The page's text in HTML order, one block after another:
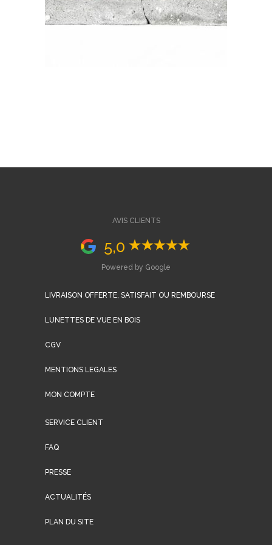
AVIS CLIENTS
5,0
Powered by Google
LIVRAISON OFFERTE, SATISFAIT OU REMBOURSE
LUNETTES DE VUE EN BOIS
CGV
MENTIONS LEGALES
MON COMPTE
SERVICE CLIENT
FAQ
PRESSE
ACTUALITÉS
PLAN DU SITE